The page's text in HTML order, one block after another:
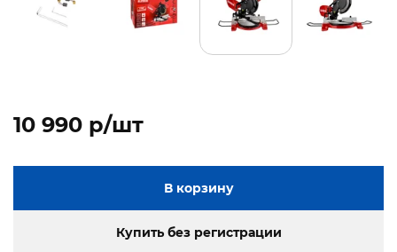
10 990 p/шт
В корзину
Купить без регистрации